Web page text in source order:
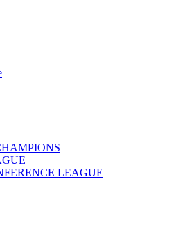
LEAGUE